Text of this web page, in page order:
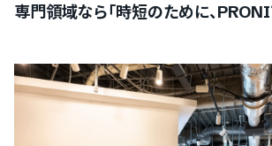
専門領域なら「時短のために、PRONI